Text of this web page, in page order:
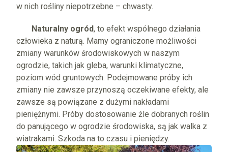
w nich rośliny niepotrzebne – chwasty.
Naturalny ogród, to efekt wspólnego działania
człowieka z naturą. Mamy ograniczone możliwości
zmiany warunków środowiskowych w naszym
ogrodzie, takich jak gleba, warunki klimatyczne,
poziom wód gruntowych. Podejmowane próby ich
zmiany nie zawsze przynoszą oczekiwane efekty, ale
zawsze są powiązane z dużymi nakładami
pieniężnymi. Próby dostosowanie źle dobranych roślin
do panującego w ogrodzie środowiska, są jak walka z
wiatrakami. Szkoda na to czasu i pieniędzy.